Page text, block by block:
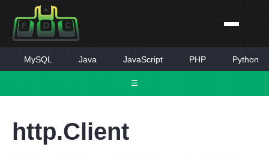
☰
MySQL Java JavaScript PHP Python
http.Client